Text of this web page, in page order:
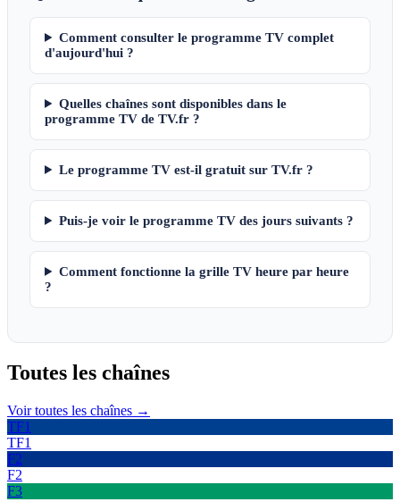
Comment consulter le programme TV complet
d'aujourd'hui ?
Quelles chaînes sont disponibles dans le
programme TV de TV.fr ?
Le programme TV est-il gratuit sur TV.fr ?
Puis-je voir le programme TV des jours suivants ?
Comment fonctionne la grille TV heure par heure
?
Toutes les chaînes
Voir toutes les chaînes →
TF1
TF1
F2
F2
F3